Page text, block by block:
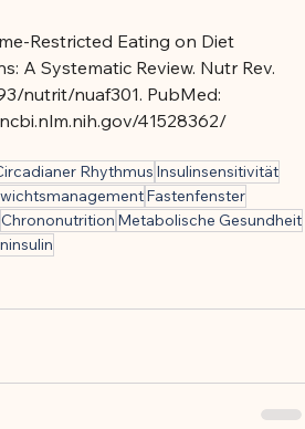
Restricted Eating on Diet
A Systematic Review. Nutr Rev.
nutrit/nuaf301. PubMed:
41528362/
Rhythmus Insulinsensitivität
Fastenfenster
Chrononutrition Metabolische Gesundheit